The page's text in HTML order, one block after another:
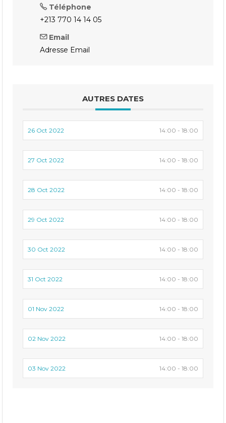
Téléphone
+213 770 14 14 05
Email
Adresse Email
AUTRES DATES
26 Oct 2022 14:00 - 18:00
27 Oct 2022 14:00 - 18:00
28 Oct 2022 14:00 - 18:00
29 Oct 2022 14:00 - 18:00
30 Oct 2022 14:00 - 18:00
31 Oct 2022 14:00 - 18:00
01 Nov 2022 14:00 - 18:00
02 Nov 2022 14:00 - 18:00
03 Nov 2022 14:00 - 18:00